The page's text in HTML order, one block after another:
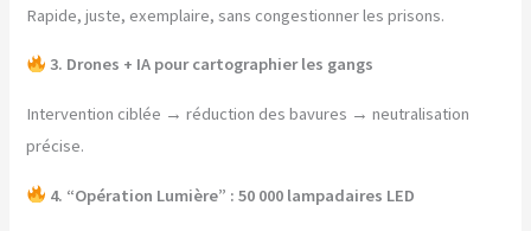
Rapide, juste, exemplaire, sans congestionner les prisons.
3. Drones + IA pour cartographier les gangs
Intervention ciblée → réduction des bavures → neutralisation
précise.
4. “Opération Lumière” : 50 000 lampadaires LED